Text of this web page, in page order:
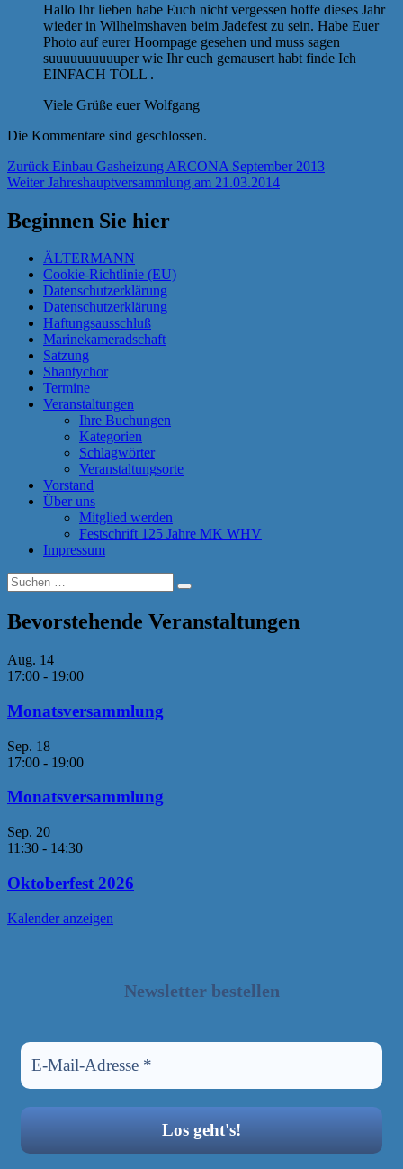
Hallo Ihr lieben habe Euch nicht vergessen hoffe dieses Jahr
wieder in Wilhelmshaven beim Jadefest zu sein. Habe Euer
Photo auf eurer Hoompage gesehen und muss sagen
suuuuuuuuuuper wie Ihr euch gemausert habt finde Ich
EINFACH TOLL .
Viele Grüße euer Wolfgang
Die Kommentare sind geschlossen.
Beitragsnavigation
Zurück Vorheriger
Beitrag:
Einbau Gasheizung ARCONA September 2013
Weiter Nächster
Jahreshauptversammlung am 21.03.2014
Beginnen Sie hier
ÄLTERMANN
Cookie-Richtlinie (EU)
Datenschutzerklärung
Datenschutzerklärung
Haftungsausschluß
Marinekameradschaft
Satzung
Shantychor
Termine
Veranstaltungen
Ihre Buchungen
Kategorien
Schlagwörter
Veranstaltungsorte
Vorstand
Über uns
Mitglied werden
Festschrift 125 Jahre MK WHV
Impressum
Suchen
nach:
Suchen
Bevorstehende Veranstaltungen
Aug. 14
17:00 - 19:00
Monatsversammlung
Sep. 18
17:00 - 19:00
Monatsversammlung
Sep. 20
11:30 - 14:30
Oktoberfest 2026
Kalender anzeigen
Newsletter bestellen